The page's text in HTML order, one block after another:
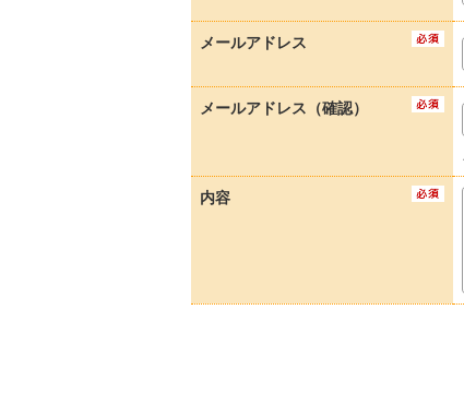
メールアドレス
メールアドレス（確認）
内容